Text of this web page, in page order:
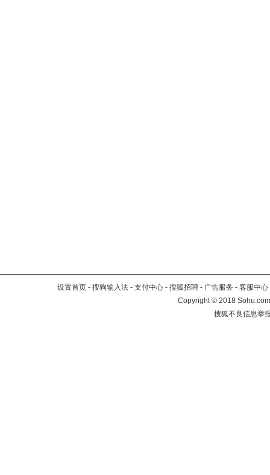
设置首页 - 搜狗输入法 - 支付中心 - 搜狐招聘 - 广告服务 - 客服中心
Copyright©2018
搜狐不良信息举